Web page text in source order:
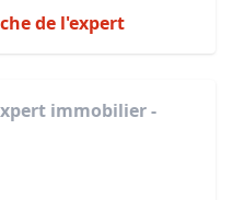
de l'expert
immobilier -